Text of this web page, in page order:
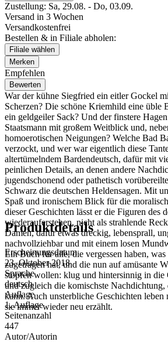
Zustellung: Sa, 29.08. - Do, 03.09.
Versand in 3 Wochen
Versandkostenfrei
Bestellen & in Filiale abholen:
Filiale wählen
Merken
Empfehlen
Bewerten
War der kühne Siegfried ein eitler Gockel
Scherzen? Die schöne Kriemhild eine üble
ein geldgeiler Sack? Und der finstere
Staatsmann mit großem Weitblick und,
homoerotischen Neigungen? Welche Bad
verzockt, und wer war eigentlich diese
altertümelndem Bardendeutsch, dafür mit
peinlichen Details, an denen andere
jugendschonend oder pathetisch
Schwarz die deutschen Heldensagen. Mit
Spaß und ironischem Blick für die
dieser Geschichten lässt er die Figuren des
wiederauferstehen, nicht als strahlende
Damen, dafür etwas dreckig, lebensprall,
nachvollziehbar und mit einem losen
Ein Buch für alle, die vergessen haben, was
zugetragen hat, und die nun auf amüsante
stopfen wollen: klug und hintersinnig in die
und zugleich die komischste Nachdichtung,
kann. Auch unsterbliche Geschichten leben
sie immer wieder neu erzählt.
Produktdetails
Erscheinungsdatum
23. Oktober 2018
Sprache
deutsch
Auflage
1. Auflage
Seitenanzahl
447
Autor/Autorin